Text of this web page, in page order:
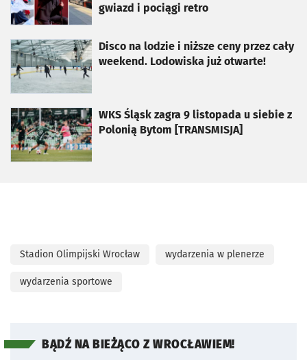
gwiazd i pociągi retro
Disco na lodzie i niższe ceny przez cały
weekend. Lodowiska już otwarte!
otworzy się w nowej karcie
WKS Śląsk zagra 9 listopada u siebie z
Polonią Bytom [TRANSMISJA]
otworzy się w nowej karcie
Stadion Olimpijski Wrocław wydarzenia w plenerze
wydarzenia sportowe
BĄDŹ NA BIEŻĄCO Z WROCŁAWIEM!